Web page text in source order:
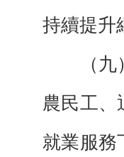
持續提升
（九）
農民工、
就業服務